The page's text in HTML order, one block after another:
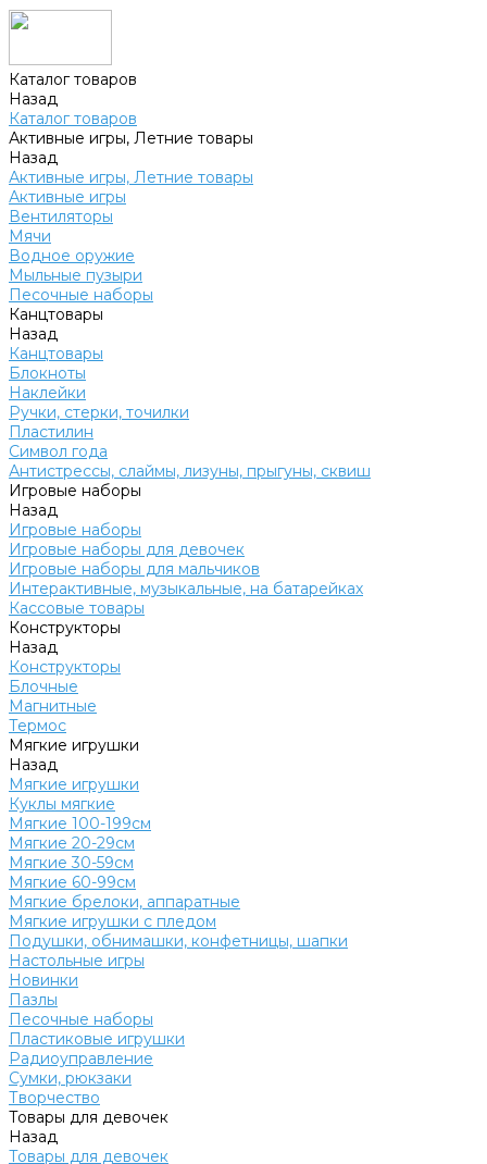
Каталог товаров
Назад
Каталог товаров
Активные игры, Летние товары
Назад
Активные игры, Летние товары
Активные игры
Вентиляторы
Мячи
Водное оружие
Мыльные пузыри
Песочные наборы
Канцтовары
Назад
Канцтовары
Блокноты
Наклейки
Ручки, стерки, точилки
Пластилин
Символ года
Антистрессы, слаймы, лизуны, прыгуны, сквиш
Игровые наборы
Назад
Игровые наборы
Игровые наборы для девочек
Игровые наборы для мальчиков
Интерактивные, музыкальные, на батарейках
Кассовые товары
Конструкторы
Назад
Конструкторы
Блочные
Магнитные
Термос
Мягкие игрушки
Назад
Мягкие игрушки
Куклы мягкие
Мягкие 100-199см
Мягкие 20-29см
Мягкие 30-59см
Мягкие 60-99см
Мягкие брелоки, аппаратные
Мягкие игрушки с пледом
Подушки, обнимашки, конфетницы, шапки
Настольные игры
Новинки
Пазлы
Песочные наборы
Пластиковые игрушки
Радиоуправление
Сумки, рюкзаки
Творчество
Товары для девочек
Назад
Товары для девочек